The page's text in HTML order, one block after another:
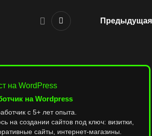
Предыдущая
на Wordpress
с 5+ лет опыта.
на создании сайтов под ключ: визитки,
сайты, интернет-магазины.